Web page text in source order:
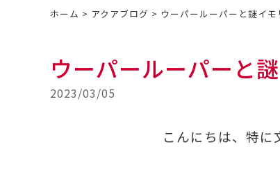
ホーム > アクアブログ > ウーパールーパーと謎イモ
ウーパールーパーと
2023/03/05
こんにちは、特に